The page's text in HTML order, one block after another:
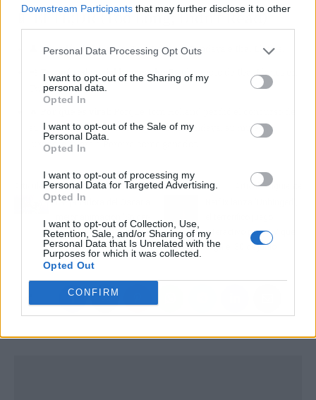
Downstream Participants that may further disclose it to other
Personal Data Processing Opt Outs
I want to opt-out of the Sharing of my
personal data.
Opted In
I want to opt-out of the Sale of my
Personal Data.
Opted In
I want to opt-out of processing my
Personal Data for Targeted Advertising.
Opted In
I want to opt-out of Collection, Use,
Retention, Sale, and/or Sharing of my
Personal Data that Is Unrelated with the
Purposes for which it was collected.
Opted Out
CONFIRM
📱 El TL;DR (Too Long; Didn't Read)
De quién hablamos:Tom Holland, Zendaya e Ibai Llanos.
En qué red social ha pasado:
En el directo de Ibai Llanos en
Twitch.
su propio personaje después de que Zendaya, su mujer y
jurado, eligiera a Pereira como ganador.
Artículo anterior
La ganadora del Oscar a
Man: Across the Spider-
Verse' ya está en Netflix
Artículo siguiente
interactivo para TV que
llega el 30 de junio